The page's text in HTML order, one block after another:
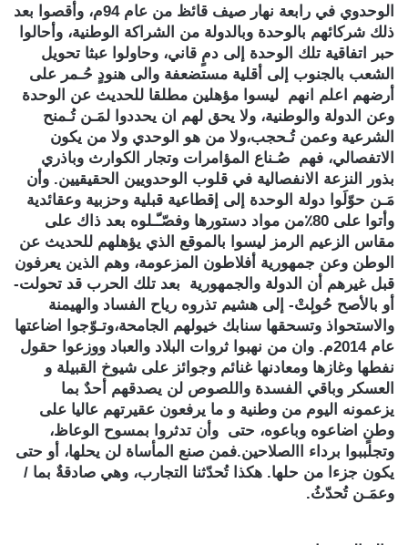
الوحدوي في رابعة نهار صيف قائظ من عام 94م، وأقصوا بعد
ذلك شركائهم بالوحدة وبالدولة من الشراكة الوطنية، وأحالوا
حبر اتفاقية تلك الوحدة إلى دمٍ قاني، وحاولوا عبثا تحويل
الشعب بالجنوب إلى أقلية مستضعفة والى هنودٍ حُـمر على
أرضهم اعلم انهم ليسوا مؤهلين مطلقا للحديث عن الوحدة
وعن الدولة والوطنية، ولا يحق لهم ان يحددوا لمَـن تُـمنح
الشرعية وعمن تُـحجب،ولا من هو الوحدي ولا من يكون
الاتفصالي، فهم صُـناع المؤامرات وتجار الكوارث وباذري
بذور النزعة الانفصالية في قلوب الوحدويين الحقيقيين. وأن
مَـن حوّلَوا دولة الوحدة إلى إقطاعية قبلية وحزبية وعقائدية
وأتوا على 80٪من مواد دستورها وفصّـّـلوه بعد ذاك على
مقاس الزعيم الرمز ليسوا بالموقع الذي يؤهلهم للحديث عن
الوطن وعن جمهورية أفلاطون المزعومة، وهم الذين يعرفون
قبل غيرهم أن الدولة والجمهورية بعد تلك الحرب قد تحولت-
أو بالأصح حُولٕتْ- إلى هشيم تذروه رياح الفساد والهيمنة
والاستحواذ وتسحقها سنابك خيولهم الجامحة،وتـوّجوا اضاعتها
عام 2014م. وان من نهبوا ثروات البلاد والعباد ووزعوا حقول
نفطها وغازها ومعادنها غنائم وجوائز على شيوخ القبيلة و
العسكر وباقي الفسدة واللصوص لن يصدقهم أحدٌ بما
يزعمونه اليوم من وطنية و ما يرفعون عقيرتهم عاليا على
وطنٍ اضاعوه وباعوه، حتى وأن تدثروا بمسوح الوعاظ،
وتجلببوا برداء االصلاحين.فمن صنع المأساة لن يحلها، أو حتى
يكون جزءا من حلها. هكذا تُحدّثنا التجارب، وهي صادقةٌ بما /
وعمَـن تُحدّثُ.